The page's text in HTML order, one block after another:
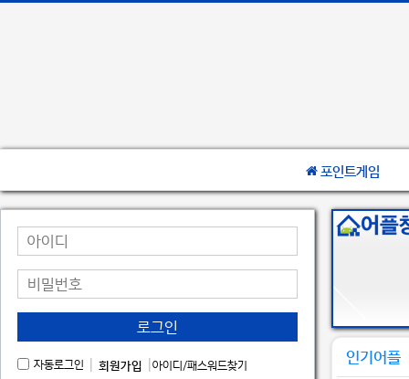
포인트게임
로그인
자동로그인 회원가입 아이디/패스워드찾기 인기어플